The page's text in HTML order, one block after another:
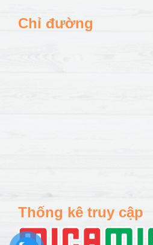
Chỉ đường
Thống kê truy cập